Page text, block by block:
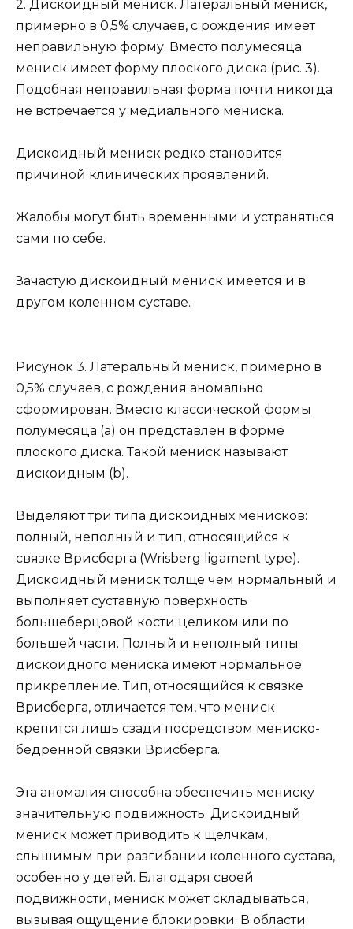
2. Дискоидный мениск. Латеральный мениск,
примерно в 0,5% случаев, с рождения имеет
неправильную форму. Вместо полумесяца
мениск имеет форму плоского диска (рис. 3).
Подобная неправильная форма почти никогда
не встречается у медиального мениска.
Дискоидный мениск редко становится
причиной клинических проявлений.
Жалобы могут быть временными и устраняться
сами по себе.
Зачастую дискоидный мениск имеется и в
другом коленном суставе.
Рисунок 3. Латеральный мениск, примерно в
0,5% случаев, с рождения аномально
сформирован. Вместо классической формы
полумесяца (а) он представлен в форме
плоского диска. Такой мениск называют
дискоидным (b).
Выделяют три типа дискоидных менисков:
полный, неполный и тип, относящийся к
связке Врисберга (Wrisberg ligament type).
Дискоидный мениск толще чем нормальный и
выполняет суставную поверхность
большеберцовой кости целиком или по
большей части. Полный и неполный типы
дискоидного мениска имеют нормальное
прикрепление. Тип, относящийся к связке
Врисберга, отличается тем, что мениск
крепится лишь сзади посредством мениско-
бедренной связки Врисберга.
Эта аномалия способна обеспечить мениску
значительную подвижность. Дискоидный
мениск может приводить к щелчкам,
слышимым при разгибании коленного сустава,
особенно у детей. Благодаря своей
подвижности, мениск может складываться,
вызывая ощущение блокировки. В области